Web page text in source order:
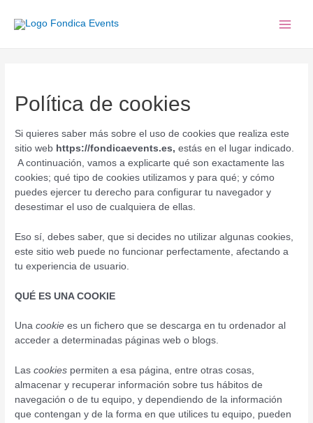
Política de cookies
Si quieres saber más sobre el uso de cookies que realiza este
sitio web https://fondicaevents.es, estás en el lugar indicado.
A continuación, vamos a explicarte qué son exactamente las
cookies; qué tipo de cookies utilizamos y para qué; y cómo
puedes ejercer tu derecho para configurar tu navegador y
desestimar el uso de cualquiera de ellas.
Eso sí, debes saber, que si decides no utilizar algunas cookies,
este sitio web puede no funcionar perfectamente, afectando a
tu experiencia de usuario.
QUÉ ES UNA COOKIE
Unacookie es un fichero que se descarga en tu ordenador al
acceder a determinadas páginas web o blogs.
Lascookies permiten a esa página, entre otras cosas,
almacenar y recuperar información sobre tus hábitos de
navegación o de tu equipo, y dependiendo de la información
que contengan y de la forma en que utilices tu equipo, pueden